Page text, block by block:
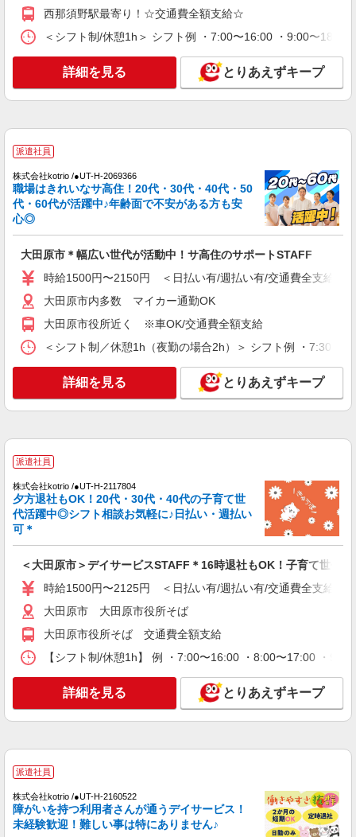
時給1500円〜2125円 ＜日払い有/週払い有/交
通費全支給(ガソリン代含む)＞
大田原市
キープ 詳細を見る
株式会社kotrio /●UT-H-2159806
時給1500円〜2125円 ＜日払い有/週払い有/交
通費全支給(ガソリン代含む)＞
キープ 詳細を見る
派遣社員
株式会社kotrio /●UT-H-2117845
大田原市＊穏やかなデイサービスで生活サポー
トのお仕事＊
通費全支給(ガソリン代含む)＞
派遣社員
株式会社kotrio /●UT-H-2161627
≪履歴書不要・面接なし≫大田原市＊生活支援
員募集＊日勤のみ
時給1500円〜2125円 ＜日払い有/週払い有/交
通費全支給(ガソリン代含む)＞
大田原市
キープ
派遣社員
株式会社kotrio /●UT-H-2157534
見守りなど＊日払いOK
時給1500円〜2125円 ＜日払い有/週払い有/交
通費全支給(ガソリン代含む)＞
派遣社員
株式会社kotrio /●UT-H-2093971
西那須野駅最寄り！☆交通費全額支給☆
＜シフト制/休憩1h＞ シフト例 ・7:00〜16:00 ・9:00〜
詳細を見る とりあえずキープ
派遣社員
株式会社kotrio /●UT-H-2069366
職場はきれいなサ高住！20代・30代・40代・50
代・60代が活躍中♪年齢面で不安がある方も安
心◎
大田原市＊幅広い世代が活動中！サ高住のサポートSTAFF
時給1500円〜2150円 ＜日払い有/週払い有/交通費全支給(ガ
大田原市内多数 マイカー通勤OK
大田原市役所近く ※車OK/交通費全額支給
＜シフト制／休憩1h（夜勤の場合2h）＞ シフト例 ・7:30
詳細を見る とりあえずキープ
派遣社員
株式会社kotrio /●UT-H-2117804
夕方退社もOK！20代・30代・40代の子育て世
代活躍中◎シフト相談お気軽に♪日払い・週払い
可＊
＜大田原市＞デイサービスSTAFF＊16時退社もOK！子育て世代活
時給1500円〜2125円 ＜日払い有/週払い有/交通費全支給(ガ
大田原市 大田原市役所そば
大田原市役所そば 交通費全額支給
【シフト制/休憩1h】 例 ・7:00〜16:00 ・8:00〜17:00 ・
詳細を見る とりあえずキープ
派遣社員
株式会社kotrio /●UT-H-2160522
障がいを持つ利用者さんが通うデイサービス！
未経験歓迎！難しい事は特にありません♪